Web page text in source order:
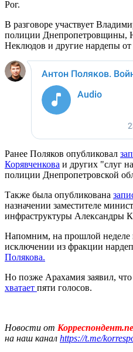
Рог.
В разговоре участвует
полиции Днепропетровщины,
Неклюдов и другие нардепы
Ранее Поляков опубликовал
Корявченкова и других "слуг
полиции Днепропетровской
Также была опубликована
назначении заместителе
инфраструктуры Александры
Напомним, на прошлой неделе
исключении из фракции
Полякова.
Но позже Арахамия заявил, что
хватает пяти голосов.
Новости от
на наш канал https://t.me/